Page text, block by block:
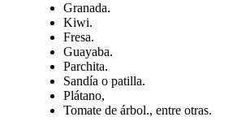
Granada.
Kiwi.
Fresa.
Guayaba.
Parchita.
Sandía o patilla.
Plátano,
Tomate de árbol., entre otras.